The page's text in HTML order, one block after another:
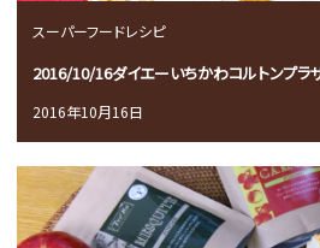
スーパーフードレシピ
2016/10/16ダイエーいちかわコルトンプラ
2016年10月16日